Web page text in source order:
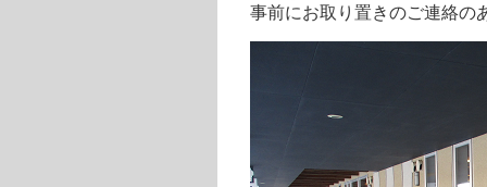
事前にお取り置きのご連絡の